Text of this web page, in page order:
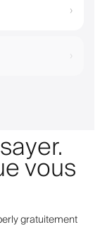
›
›
vous
gratuitement